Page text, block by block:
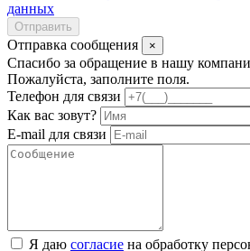
данных
Отправить
Отправка сообщения ×
Спасибо за обращение в нашу
Пожалуйста, заполните поля.
Телефон для связи
Как вас зовут?
E-mail для связи
Я даю согласие на обработку